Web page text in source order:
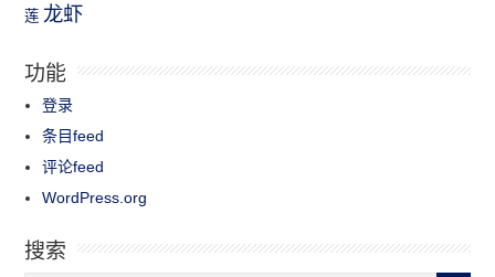
莲 龙虾
功能
登录
条目feed
评论feed
WordPress.org
搜索